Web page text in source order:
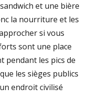
et une bière
la nourriture et les
si vous
sont une place
pendant les pics de
les sièges publics
endroit civilisé